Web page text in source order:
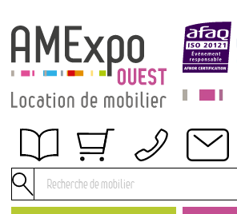
Obtenir un devis
Conditions générales de location
Conditions de règlement